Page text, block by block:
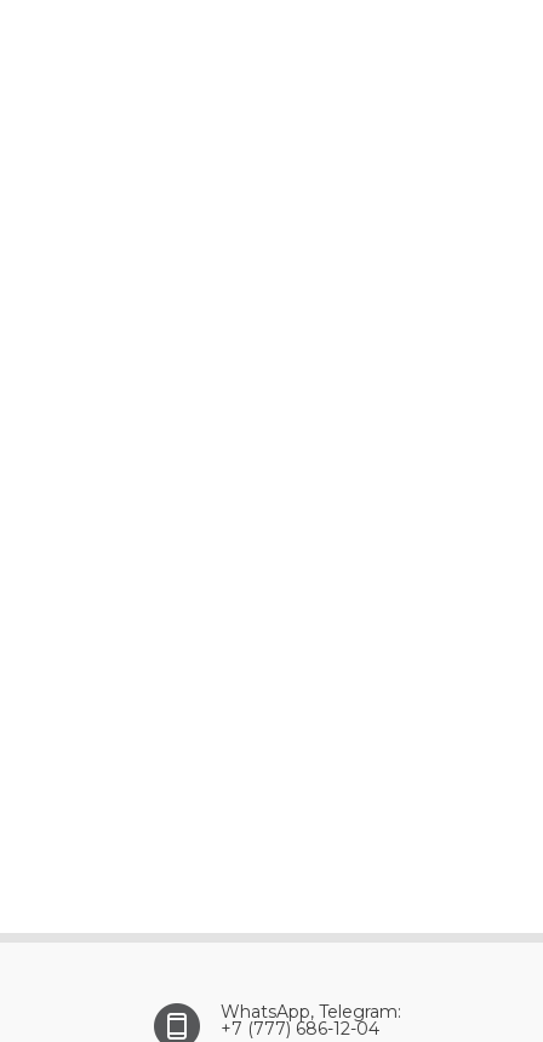
WhatsApp, Telegram:
+7 (777) 686-12-04